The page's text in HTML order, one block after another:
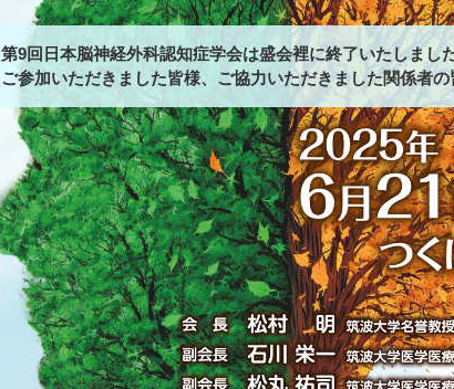
第9回日本脳神経外科認知症学会は盛会裡に終了いたしまし
ご参加いただきました皆様、ご協力いただきました関係者の